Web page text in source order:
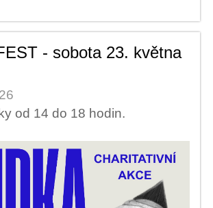
- sobota 23. května
od 14 do 18 hodin.